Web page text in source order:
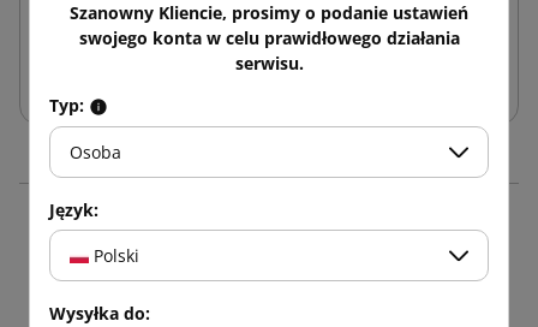
Dodaj do koszyka
16 innych produktów w
tej samej kategorii:
Szanowny Kliencie, prosimy o podanie ustawień
swojego konta w celu prawidłowego działania
serwisu.
Typ:
Osoba
Język:
Polski
Wysyłka do: